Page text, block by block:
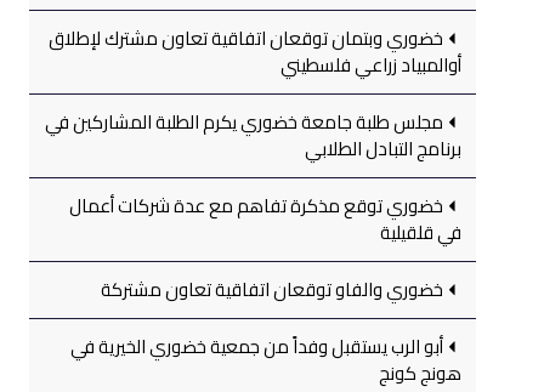
خضوري وبتمان توقعان اتفاقية تعاون مشترك لإطلاق
أوالمبياد زراعي فلسطيني
مجلس طلبة جامعة خضوري يكرم الطلبة المشاركين في
برنامج التبادل الطلابي
خضوري توقع مذكرة تفاهم مع عدة شركات أعمال
في قلقيلية
خضوري والفاو توقعان اتفاقية تعاون مشتركة
أبو الرب يستقبل وفداً من جمعية خضوري الخيرية في
هونج كونج